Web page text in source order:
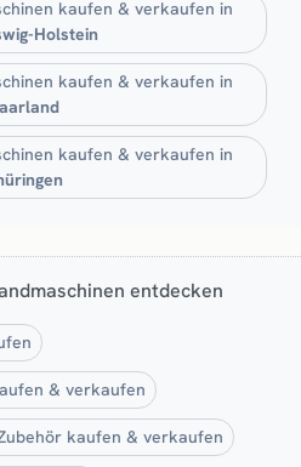
kaufen & verkaufen in
Holstein
kaufen & verkaufen in
kaufen & verkaufen in
entdecken
& verkaufen
kaufen & verkaufen